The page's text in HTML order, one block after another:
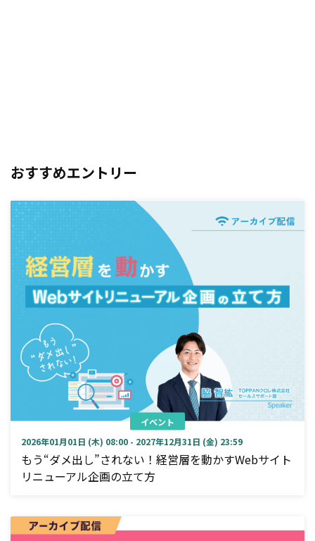
おすすめエントリー
イベント
2026年01月01日 (木) 08:00 - 2027年12月31日 (金) 23:59
もう“ダメ出し”されない！経営層を動かすWebサイト
リニューアル企画の立て方